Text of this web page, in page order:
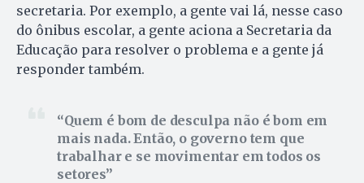
secretaria. Por exemplo, a gente vai lá, nesse caso
do ônibus escolar, a gente aciona a Secretaria da
Educação para resolver o problema e a gente já
responder também.
Quem é bom de desculpa não é bom em
mais nada. Então, o governo tem que
trabalhar e se movimentar em todos os
setores